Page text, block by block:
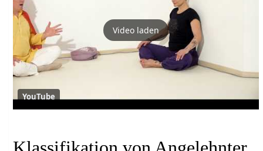
Video laden
YouTube